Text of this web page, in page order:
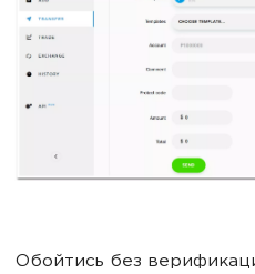
Обойтись без